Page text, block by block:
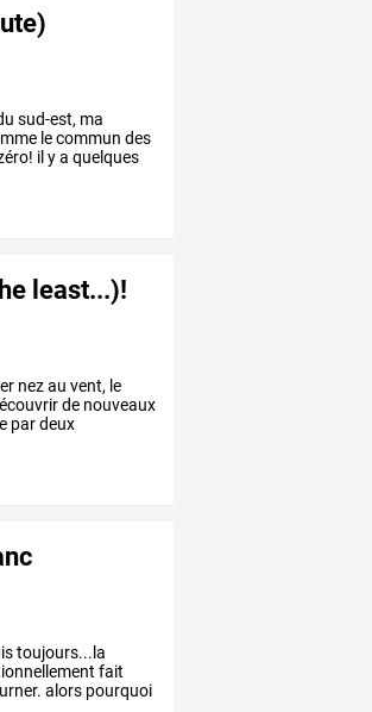
sud-est, ma
lecommun des
il ya quelques
least...)!
nezau vent, le
de nouveaux
pardeux
toujours...la
fait
alors pourquoi